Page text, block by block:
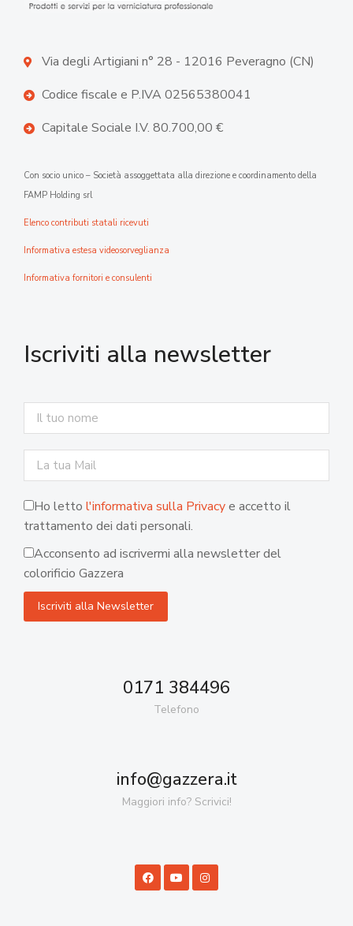
Via degli Artigiani n° 28 - 12016 Peveragno (CN)
Codice fiscale e P.IVA 02565380041
Capitale Sociale I.V. 80.700,00 €
Con socio unico – Società assoggettata alla direzione e coordinamento della
FAMP Holding srl
Elenco contributi statali ricevuti
Informativa estesa videosorveglianza
Informativa fornitori e consulenti
Iscriviti alla newsletter
Ho letto l'informativa sulla Privacye accetto il
trattamento dei dati personali.
Acconsento ad iscrivermi alla newsletter del
colorificio Gazzera
0171 384496
Telefono
info@gazzera.it
Maggiori info? Scrivici!